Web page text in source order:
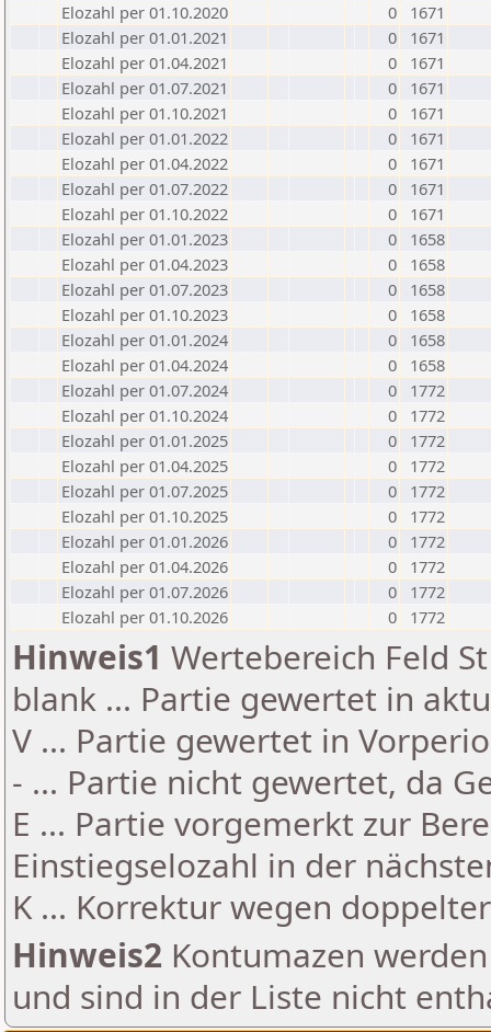
Elozahl per 01.10.2020
0
1671
Elozahl per 01.01.2021
0
1671
Elozahl per 01.04.2021
0
1671
Elozahl per 01.07.2021
0
1671
Elozahl per 01.10.2021
0
1671
Elozahl per 01.01.2022
0
1671
Elozahl per 01.04.2022
0
1671
Elozahl per 01.07.2022
0
1671
Elozahl per 01.10.2022
0
1671
Elozahl per 01.01.2023
0
1658
Elozahl per 01.04.2023
0
1658
Elozahl per 01.07.2023
0
1658
Elozahl per 01.10.2023
0
1658
Elozahl per 01.01.2024
0
1658
Elozahl per 01.04.2024
0
1658
Elozahl per 01.07.2024
0
1772
Elozahl per 01.10.2024
0
1772
Elozahl per 01.01.2025
0
1772
Elozahl per 01.04.2025
0
1772
Elozahl per 01.07.2025
0
1772
Elozahl per 01.10.2025
0
1772
Elozahl per 01.01.2026
0
1772
Elozahl per 01.04.2026
0
1772
Elozahl per 01.07.2026
0
1772
Elozahl per 01.10.2026
0 1772
Hinweis1 Wertebereich Feld
blank ... Partie gewertet in
V ... Partie gewertet in
- ... Partie nicht gewertet, da
E ... Partie vorgemerkt zur
Einstiegselozahl in der
K ... Korrektur wegen
Hinweis2 Kontumazen
und sind in der Liste nicht